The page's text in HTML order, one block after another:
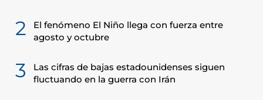
2
El fenómeno El Niño llega con fuerza entre
agosto y octubre
3
Las cifras de bajas estadounidenses siguen
fluctuando en la guerra con Irán